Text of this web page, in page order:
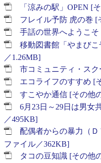
「涼みの駅」OPEN [
フレイル予防 虎の巻 [
手話の世界へようこ
移動図書館「やまび
／1.26MB]
市コミュニティ・ス
エコライフのすすめ [
すこやか通信 [その他
6月23日～29日は男女
／495KB]
配偶者からの暴力（
ファイル／362KB]
タコの豆知識 [その他